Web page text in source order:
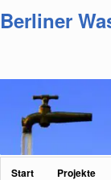
primären
Berliner
Hauptmenü
Start Projekte